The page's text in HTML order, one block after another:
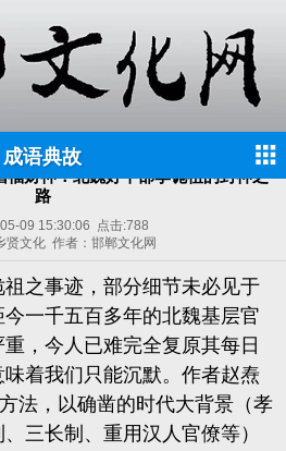
成语典故
财神：北魏好干部李诡祖的封神之
路
09 15:30:06 点击:788
贤文化 作者：邯郸文化网
之事迹，部分细节未必见于
一千五百多年的北魏基层官
，今人已难完全复原其每日
着我们只能沉默。作者赵焘
法，以确凿的时代大背景（孝
三长制、重用汉人官僚等）